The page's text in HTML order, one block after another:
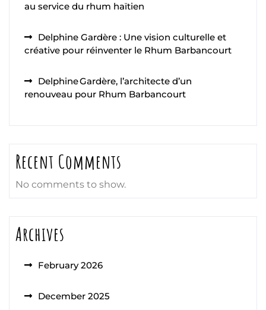
au service du rhum haïtien
Delphine Gardère : Une vision culturelle et
créative pour réinventer le Rhum Barbancourt
Delphine Gardère, l’architecte d’un
renouveau pour Rhum Barbancourt
Recent Comments
No comments to show.
Archives
February 2026
December 2025